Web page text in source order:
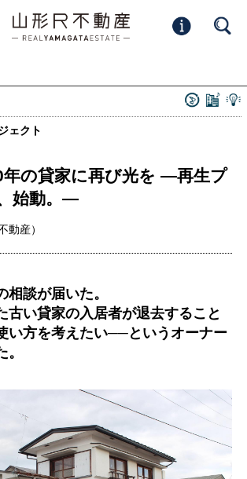
ェクト
年の貸家に再び光を —再生プ
始動。—
動産）
相談が届いた。
古い貸家の入居者が退去すること
い方を考えたい──というオーナー